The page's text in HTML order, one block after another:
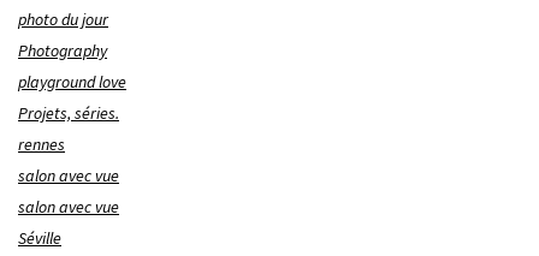
photo du jour
Photography
playground love
Projets, séries.
rennes
salon avec vue
salon avec vue
Séville